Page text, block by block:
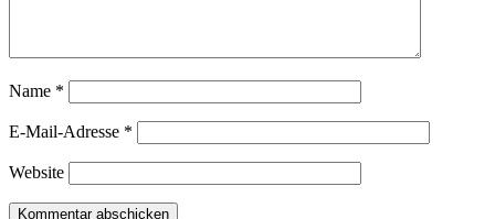
Name *
E-Mail-Adresse *
Website